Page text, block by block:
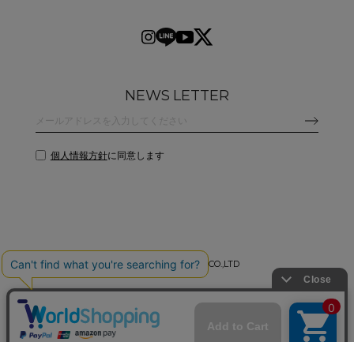
NEWS LETTER
個人情報方針に同意します
©2026 CLANE DESIGN CO.,LTD